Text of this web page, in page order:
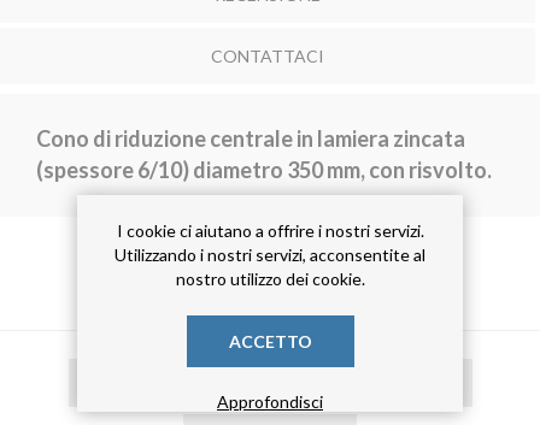
CONTATTACI
Cono di riduzione centrale in lamiera zincata
(spessore 6/10) diametro 350 mm, con risvolto.
TAG DEL PRODOTTO
I cookie ci aiutano a offrire i nostri servizi.
Utilizzando i nostri servizi, acconsentite al
nostro utilizzo dei cookie.
ACCETTO
Approfondisci